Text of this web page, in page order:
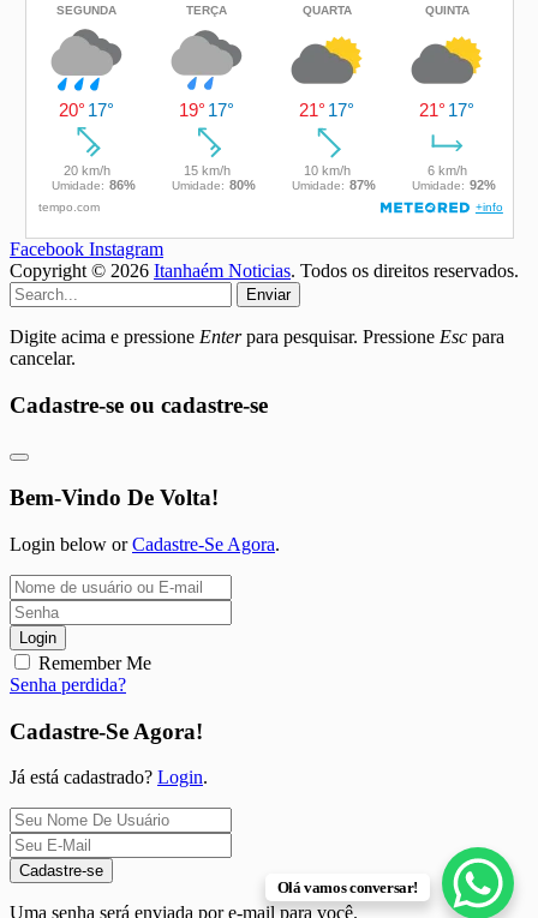
Facebook Instagram
Copyright © 2026 Itanhaém Noticias. Todos os direitos reservados.
Enviar
Digite acima e pressione Enterpara pesquisar. Pressione Esc para
cancelar.
Olá vamos conversar!
Cadastre-se ou cadastre-se
Bem-Vindo De Volta!
Login below orCadastre-Se Agora.
Login
Remember Me
Senha perdida?
Cadastre-Se Agora!
Já está cadastrado? Login.
Cadastre-se
Uma senha será enviada por e-mail para você.